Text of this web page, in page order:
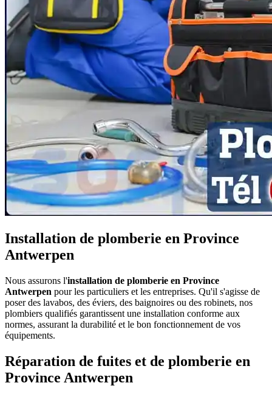
Installation de plomberie en Province
Antwerpen
Nous assurons l'installation de plomberie en Province
Antwerpen pour les particuliers et les entreprises. Qu'il s'agisse de
poser des lavabos, des éviers, des baignoires ou des robinets, nos
plombiers qualifiés garantissent une installation conforme aux
normes, assurant la durabilité et le bon fonctionnement de vos
équipements.
Réparation de fuites et de plomberie en
Province Antwerpen